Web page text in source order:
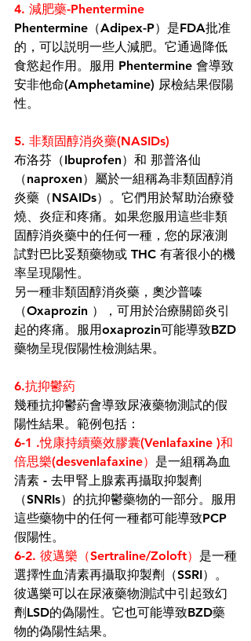
4. 減肥藥-Phentermine
Phentermine（Adipex-P）是FDA批准
的，可以説明一些人減肥。它通過降低
食慾起作用。 服用 Phentermine 會導致
安非他命(Amphetamine) 尿檢結果假陽
性。
5. 非類固醇消炎藥(NASIDs)
布洛芬 （Ibuprofen）和 那普洛仙
（naproxen）屬於一組稱為非類固醇消
炎藥（NSAIDs）。它們用於幫助治療發
燒、炎症和疼痛。如果您服用這些非類
固醇消炎藥中的任何一種，您的尿液測
試對巴比妥類藥物或 THC 有著很小的機
率呈現陽性。
另一種非類固醇消炎藥， 奧沙普嗪
（Oxaprozin ），可用於治療關節炎引
起的疼痛。服用oxaprozin可能導致BZD
藥物呈現假陽性檢測結果。
6.抗抑鬱葯
幾種抗抑鬱葯會導致尿液藥物測試的假
陽性結果。範例包括：
6-1 .悅康持續藥效膠囊(Venlafaxine )和
倍思樂(desvenlafaxine） 是一組稱為血
清素 - 去甲腎上腺素再攝取抑製劑
（SNRIs）的抗抑鬱藥物的一部分。服用
這些藥物中的任何一種都可能導致PCP
假陽性。
6-2. 彼邁樂（Sertraline/Zoloft） 是一種
選擇性血清素再攝取抑製劑（SSRI）。
彼邁樂可以在尿液藥物測試中引起致幻
劑LSD的偽陽性。它也可能導致BZD藥
物的偽陽性結果。